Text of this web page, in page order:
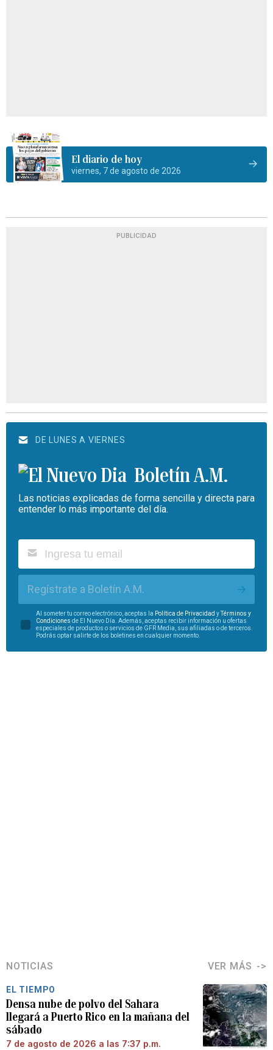
El diario de hoy
viernes, 7 de agosto de 2026
PUBLICIDAD
DE LUNES A VIERNES
Boletín A.M.
Las noticias explicadas de forma sencilla y directa para
entender lo más importante del día.
Regístrate a Boletín A.M.
Al someter tu correo electrónico, aceptas la Política de Privacidad yTérminos y
Condiciones de El Nuevo Día. Además, aceptas recibir información u ofertas
especiales de productos o servicios de GFR Media, sus afiliadas o de terceros.
Podrás optar salirte de los boletines en cualquier momento.
NOTICIAS VER MÁS
EL TIEMPO
Densa nube de polvo del Sahara
llegará a Puerto Rico en la mañana del
sábado
7 de agosto de 2026 a las 7:37 p.m.